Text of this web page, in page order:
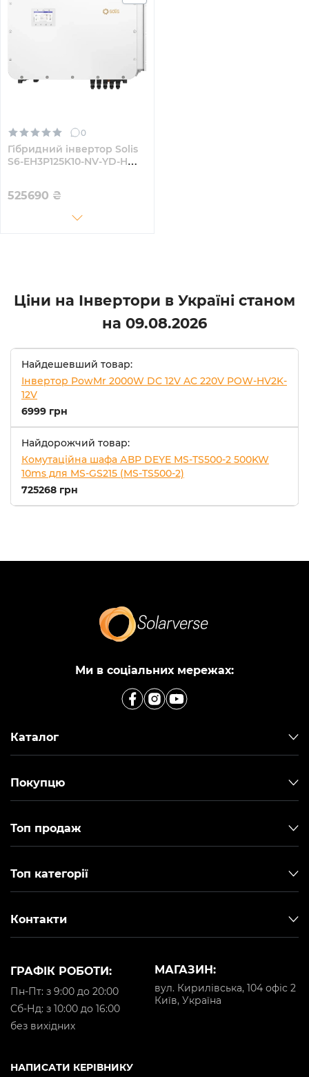
0
Гібридний інвертор Solis
S6-EH3P125K10-NV-YD-H
525690 ₴
Ціни на Інвертори в Україні станом
на 09.08.2026
Найдешевший товар:
Інвертор PowMr 2000W DC 12V AC 220V POW-HV2K-
12V
6999 грн
Найдорожчий товар:
Комутаційна шафа АВР DEYE MS-TS500-2 500KW
10ms для MS-GS215 (MS-TS500-2)
725268 грн
Ми в соціальних мережах:
Каталог
Покупцю
Топ продаж
Топ категорії
Контакти
МАГАЗИН:
вул. Кирилівська, 104 офіс 2
Київ, Україна
ГРАФІК РОБОТИ:
Пн-Пт: з 9:00 до 20:00
Cб-Нд: з 10:00 до 16:00
без вихідних
НАПИСАТИ КЕРІВНИКУ